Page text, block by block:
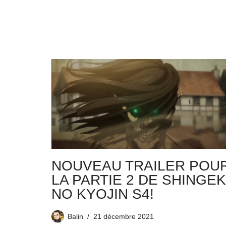
NOUVEAU TRAILER
LA PARTIE 2 DE
NO KYOJIN S4!
Balin 21 décembre 2021